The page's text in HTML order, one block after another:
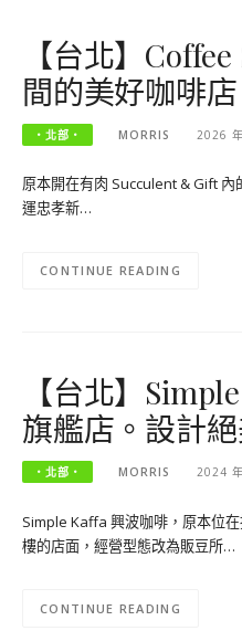
【台北】
間的美好咖啡店
‧北部‧ MORRIS 2026
原本開在有肉 Succulent & Gift
運忠孝新…
CONTINUE READING
【台北】
旗艦店。設計
‧北部‧ MORRIS 2024
Simple Kaffa 興波咖啡，原本位
樓的店面，經營型態改為販豆所…
CONTINUE READING